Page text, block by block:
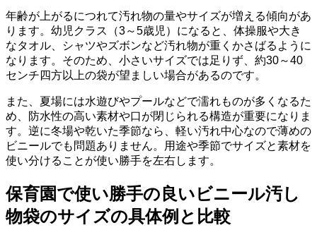
年齢が上がるにつれて汚れ物の量やサイズが増える傾向があ
ります。幼児クラス（3～5歳児）になると、体操服や大き
なタオル、シャツやズボンなど汚れ物が重くかさばるように
なります。そのため、小さいサイズでは足りず、約30～40
センチ四方以上の袋が望ましい場合があるのです。
また、夏場には水遊びやプールなどで濡れものが多くなるた
め、防水性の高い素材や口が閉じられる構造が重要になりま
す。逆に冬場や乾いた季節なら、軽い汚れ中心なので薄めの
ビニールでも問題ありません。用途や季節でサイズと素材を
使い分けることが使い勝手を左右します。
保育園で使い勝手の良いビニール汚し
物袋のサイズの具体例と比較